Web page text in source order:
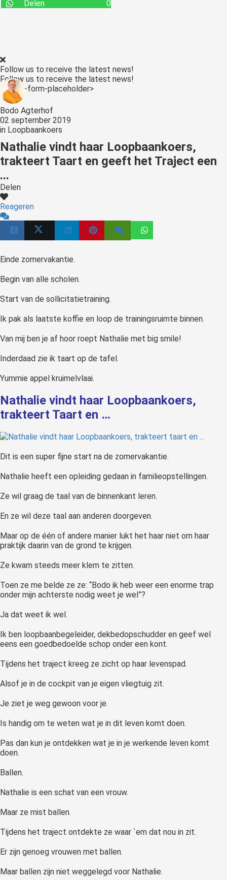
Delen
0
Follow us to receive the latest news!
Follow us to receive the latest news!
<:optin-form-placeholder>
Bodo Agterhof
02 september 2019
in Loopbaankoers
Nathalie vindt haar Loopbaankoers,
trakteert Taart en geeft het Traject een
...
Delen
Reageren
Einde zomervakantie.
Begin van alle scholen.
Start van de sollicitatietraining.
Ik pak als laatste koffie en loop de trainingsruimte binnen.
Van mij ben je af hoor roept Nathalie met big smile!
Inderdaad zie ik taart op de tafel.
Yummie appel kruimelvlaai.
Nathalie vindt haar Loopbaankoers,
trakteert Taart en …
Dit is een super fijne start na de zomervakantie.
Nathalie heeft een opleiding gedaan in familieopstellingen.
Ze wil graag de taal van de binnenkant leren.
En ze wil deze taal aan anderen doorgeven.
Maar op de één of andere manier lukt het haar niet om haar
praktijk daarin van de grond te krijgen.
Ze kwam steeds meer klem te zitten.
Toen ze me belde ze ze: “Bodo ik heb weer een enorme trap
onder mijn achterste nodig weet je wel”?
Ja dat weet ik wel.
Ik ben loopbaanbegeleider, dekbedopschudder en geef wel
eens een goedbedoelde schop onder een kont.
Tijdens het traject kreeg ze zicht op haar levenspad.
Alsof je in de cockpit van je eigen vliegtuig zit.
Je ziet je weg gewoon voor je.
Is handig om te weten wat je in dit leven komt doen.
Pas dan kun je ontdekken wat je in je werkende leven komt
doen.
Ballen.
Nathalie is een schat van een vrouw.
Maar ze mist ballen.
Tijdens het traject ontdekte ze waar `em dat nou in zit.
Er zijn genoeg vrouwen met ballen.
Maar ballen zijn niet weggelegd voor Nathalie.
kan de
worden
om
te
over
op
gebruikt
de
website-
van